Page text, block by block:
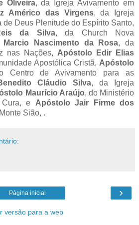
Oliveira, da Igreja Avivamento em
Américo das Virgens, da Igreja
Deus Plenitude do Espírito Santo,
da Silva, da Church Nova
Marcio Nascimento da Rosa, da
nas Nações, Apóstolo Edir Elias
Apostólica Cristã, Apóstolo
Centro de Avivamento para as
Cláudio Silva, da Igreja
Maurício Araújo, do Ministério
e Apóstolo Jair Firme dos
Sião, .
›
Página inicial
versão para a web